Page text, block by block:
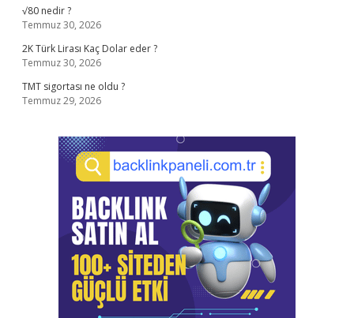
√80 nedir ?
Temmuz 30, 2026
2K Türk Lirası Kaç Dolar eder ?
Temmuz 30, 2026
TMT sigortası ne oldu ?
Temmuz 29, 2026